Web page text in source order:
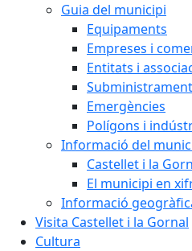
Guia del municipi
Equipaments
Empreses i
Entitats i
Emergències
Polígons i
Informació del
Castellet i la
El municipi en
Informació
Visita Castellet i la Gornal
Cultura